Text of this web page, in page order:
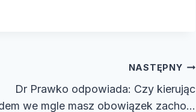
NASTĘPNY
Dr Prawko odpowiada: Czy kierując
we mgle masz obowiązek zacho…